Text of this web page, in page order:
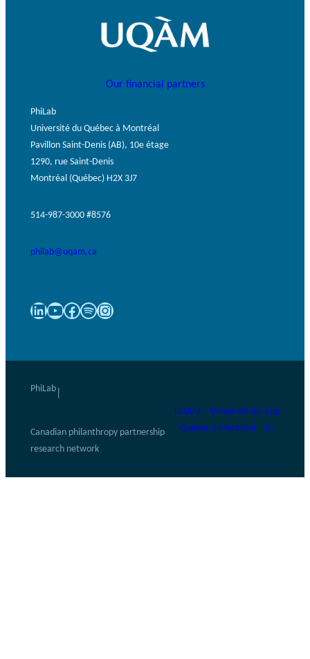
Our financial partners
PhiLab
Université du Québec à Montréal
Pavillon Saint-Denis (AB), 10e étage
1290, rue Saint-Denis
Montréal (Québec) H2X 3J7
514-987-3000 #8576
philab@uqam.ca
LinkedIn YouTube Facebook Spotify Instagram
PhiLab
Canadian philanthropy partnership
research network
UQAM – Université du
Québec à Montréal
Log
in